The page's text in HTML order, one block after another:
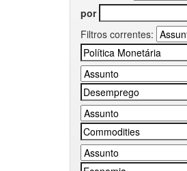
por
Filtros correntes: